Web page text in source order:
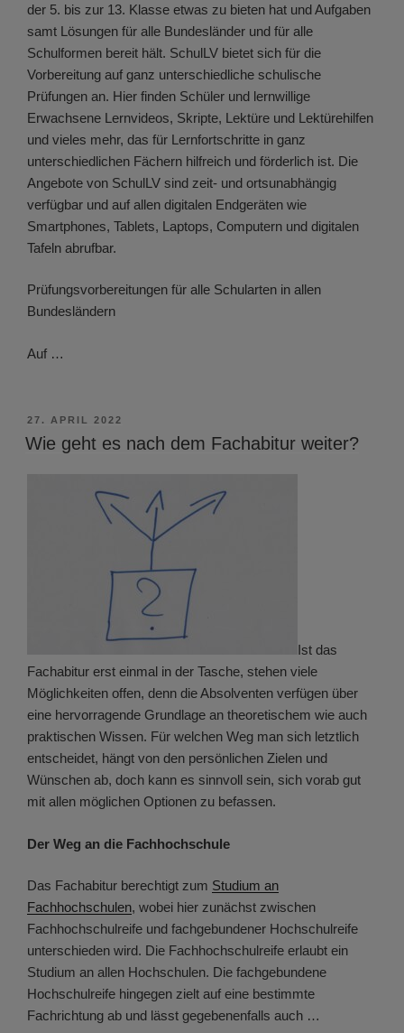
der 5. bis zur 13. Klasse etwas zu bieten hat und Aufgaben
samt Lösungen für alle Bundesländer und für alle
Schulformen bereit hält. SchulLV bietet sich für die
Vorbereitung auf ganz unterschiedliche schulische
Prüfungen an. Hier finden Schüler und lernwillige
Erwachsene Lernvideos, Skripte, Lektüre und Lektürehilfen
und vieles mehr, das für Lernfortschritte in ganz
unterschiedlichen Fächern hilfreich und förderlich ist. Die
Angebote von SchulLV sind zeit- und ortsunabhängig
verfügbar und auf allen digitalen Endgeräten wie
Smartphones, Tablets, Laptops, Computern und digitalen
Tafeln abrufbar.
Prüfungsvorbereitungen für alle Schularten in allen
Bundesländern
Auf …
VERÖFFENTLICHT
AM
27. APRIL 2022
Wie geht es nach dem Fachabitur weiter?
Ist das
Fachabitur erst einmal in der Tasche, stehen viele
Möglichkeiten offen, denn die Absolventen verfügen über
eine hervorragende Grundlage an theoretischem wie auch
praktischen Wissen. Für welchen Weg man sich letztlich
entscheidet, hängt von den persönlichen Zielen und
Wünschen ab, doch kann es sinnvoll sein, sich vorab gut
mit allen möglichen Optionen zu befassen.
Der Weg an die Fachhochschule
Das Fachabitur berechtigt zum Studium an
Fachhochschulen, wobei hier zunächst zwischen
Fachhochschulreife und fachgebundener Hochschulreife
unterschieden wird. Die Fachhochschulreife erlaubt ein
Studium an allen Hochschulen. Die fachgebundene
Hochschulreife hingegen zielt auf eine bestimmte
Fachrichtung ab und lässt gegebenenfalls auch …